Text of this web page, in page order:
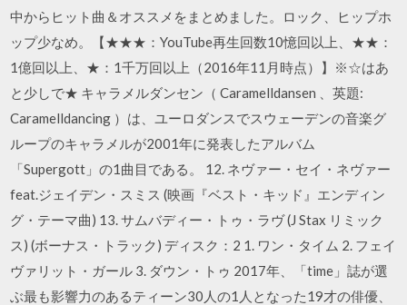
中からヒット曲＆オススメをまとめました。ロック、ヒップホ
ップ少なめ。【★★★：YouTube再生回数10憶回以上、★★：
1億回以上、★：1千万回以上（2016年11月時点）】※☆はあ
と少しで★ キャラメルダンセン（ Caramelldansen 、英題:
Caramelldancing ）は、ユーロダンスでスウェーデンの音楽グ
ループのキャラメルが2001年に発表したアルバム
「Supergott」の1曲目である。 12. ネヴァー・セイ・ネヴァー
feat.ジェイデン・スミス (映画『ベスト・キッド』エンディン
グ・テーマ曲) 13. サムバディー・トゥ・ラヴ (J Stax リミック
ス) (ボーナス・トラック) ディスク：2 1. ワン・タイム 2. フェイ
ヴァリット・ガール 3. ダウン・トゥ 2017年、「time」誌が選
ぶ最も影響力のあるティーン30人の1人となった19才の俳優、